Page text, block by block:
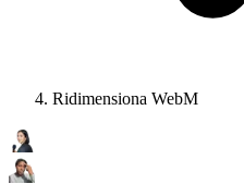
Ridimensiona WebM